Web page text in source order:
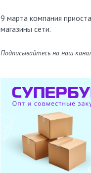
9 марта компания
магазины сети.
Подписывайтесь на наш